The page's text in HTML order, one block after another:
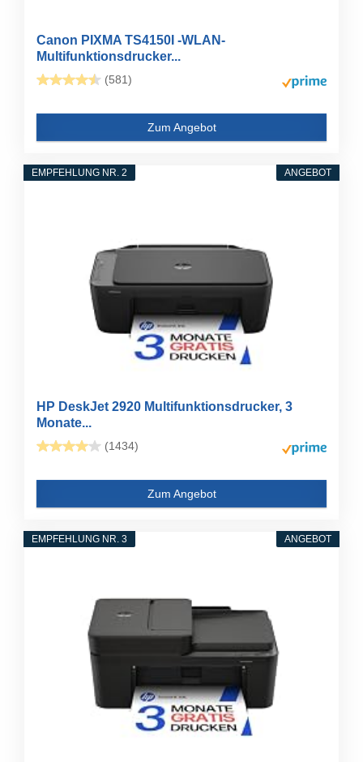
Canon PIXMA TS4150I -WLAN-
Multifunktionsdrucker...
(581)
Zum Angebot
ANGEBOT
EMPFEHLUNG NR. 2
HP DeskJet 2920 Multifunktionsdrucker, 3
Monate...
(1434)
Zum Angebot
ANGEBOT
EMPFEHLUNG NR. 3